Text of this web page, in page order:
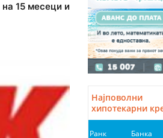
15 месеци и